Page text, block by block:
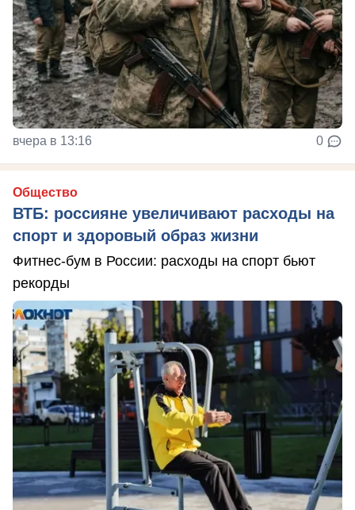
вчера в 13:16 0
Общество
ВТБ: россияне увеличивают расходы на
спорт и здоровый образ жизни
Фитнес-бум в России: расходы на спорт бьют
рекорды